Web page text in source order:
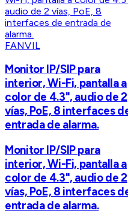
FANVIL
Monitor IP/SIP para
interior, Wi-Fi, pantalla a
color de 4.3", audio de 2
vías, PoE, 8 interfaces
entrada de alarma.
Monitor IP/SIP para
interior, Wi-Fi, pantalla a
color de 4.3", audio de 2
vías, PoE, 8 interfaces
entrada de alarma.